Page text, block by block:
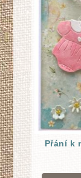
Přání k